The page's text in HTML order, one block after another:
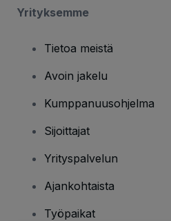
Yrityksemme
Tietoa meistä
Avoin jakelu
Kumppanuusohjelma
Sijoittajat
Yrityspalvelun
Ajankohtaista
Työpaikat